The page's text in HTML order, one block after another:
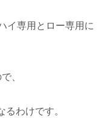
イ専用とロー専用に
、
わけです。